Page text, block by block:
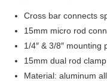
Cross bar connects
15mm micro rod
1/4″ & 3/8″ mounting
15mm dual rod
Material: aluminum